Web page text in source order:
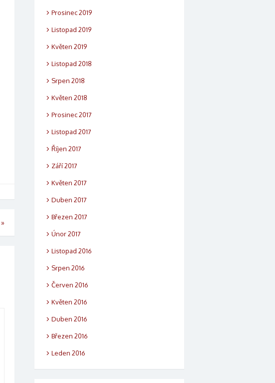
»
Prosinec 2019
Listopad 2019
Květen 2019
Listopad 2018
Srpen 2018
Květen 2018
Prosinec 2017
Listopad 2017
Říjen 2017
Září 2017
Květen 2017
Duben 2017
Březen 2017
Únor 2017
Listopad 2016
Srpen 2016
Červen 2016
Květen 2016
Duben 2016
Březen 2016
Leden 2016